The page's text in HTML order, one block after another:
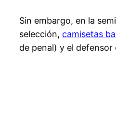
Sin embargo, en la
selección, camisetas
de penal) y el